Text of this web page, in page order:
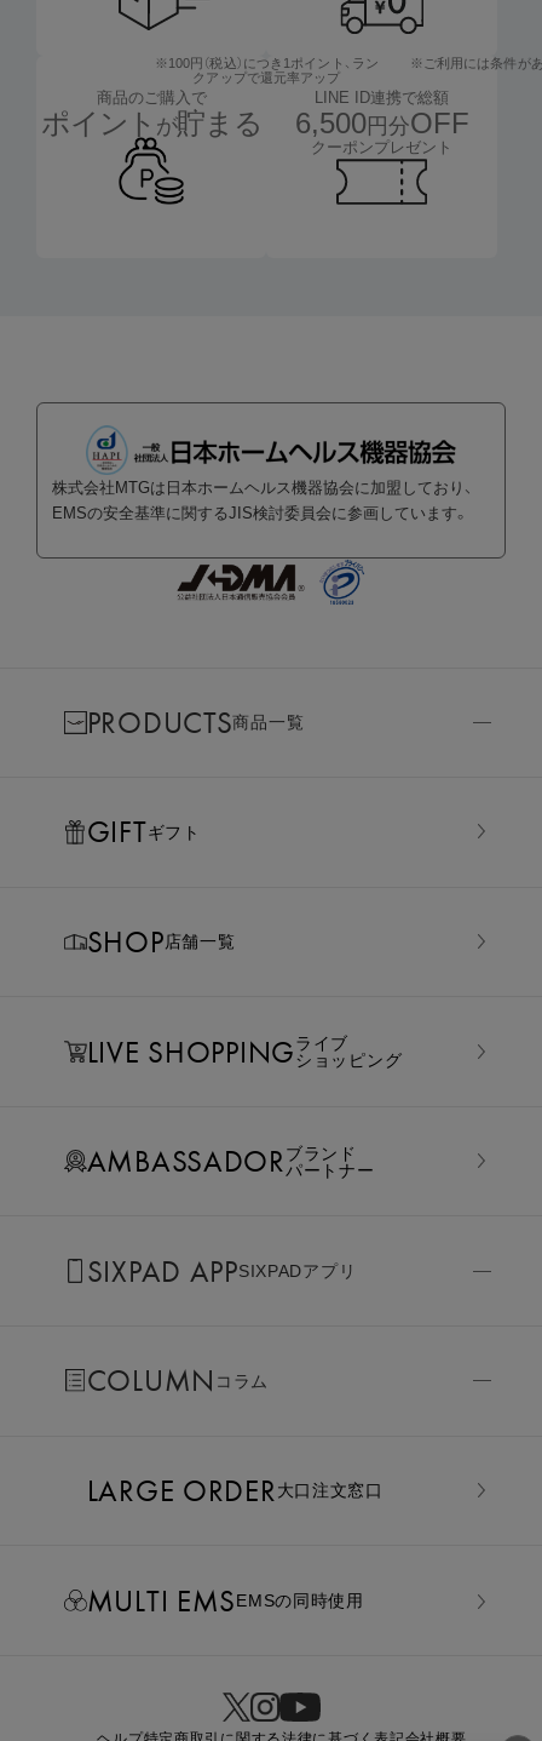
商品のご購入で
ポイント が貯まる
※100円（税込）につき1ポイント、 ラン
クアップで還元率アップ
LINE ID連携で総額
6,500円分OFF
クーポンプレゼント
※ご利用には条件が
株式会社MTGは日本ホームヘルス機器協会に加盟しており、
EMSの安全基準に関するJIS検討委員会に参画しています。
PRODUCTS商品一覧
GIFTギフト
SHOP店舗一覧
LIVE SHOPPINGライブ
ショッピング
AMBASSADORブランド
パートナー
SIXPAD APPSIXPADアプリ
COLUMN コラム
LARGE ORDER⼤⼝注⽂窓⼝
MULTI EMSEMSの同時使用